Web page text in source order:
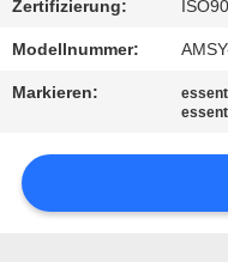
MIT
UNS
Zertifizierung:
Modellnummer:
Markieren: